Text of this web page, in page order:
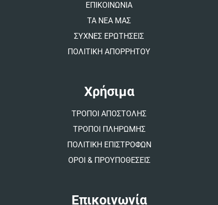
ΕΠΙΚΟΙΝΩΝΙΑ
ΤΑ ΝΕΑ ΜΑΣ
ΣΥΧΝΕΣ ΕΡΩΤΗΣΕΙΣ
ΠΟΛΙΤΙΚΗ ΑΠΟΡΡΗΤΟΥ
Χρήσιμα
ΤΡΟΠΟΙ ΑΠΟΣΤΟΛΗΣ
ΤΡΟΠΟΙ ΠΛΗΡΩΜΗΣ
ΠΟΛΙΤΙΚΗ ΕΠΙΣΤΡΟΦΩΝ
ΟΡΟΙ & ΠΡΟΥΠΟΘΕΣΕΙΣ
Επικοινωνία